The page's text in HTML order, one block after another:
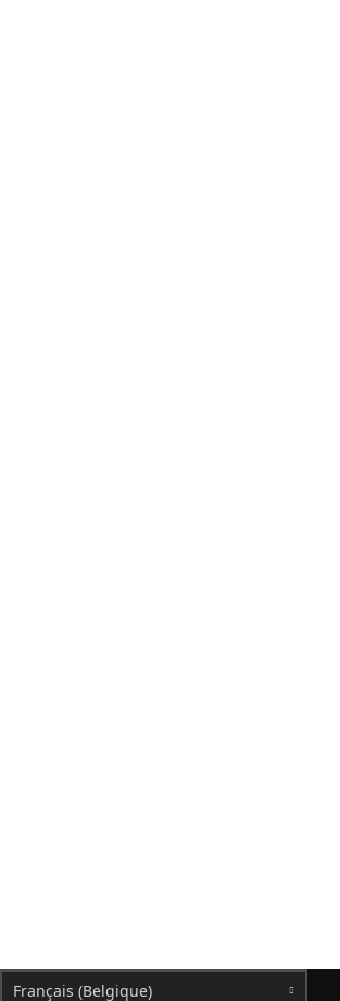
Français (Belgique)